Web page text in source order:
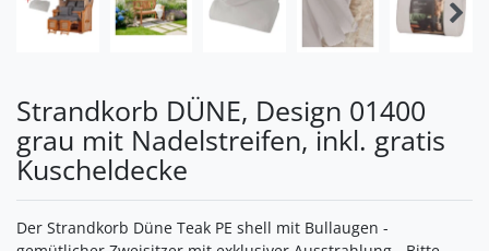
Strandkorb DÜNE, Design 01400
grau mit Nadelstreifen, inkl. gratis
Kuscheldecke
Der Strandkorb Düne Teak PE shell mit Bullaugen -